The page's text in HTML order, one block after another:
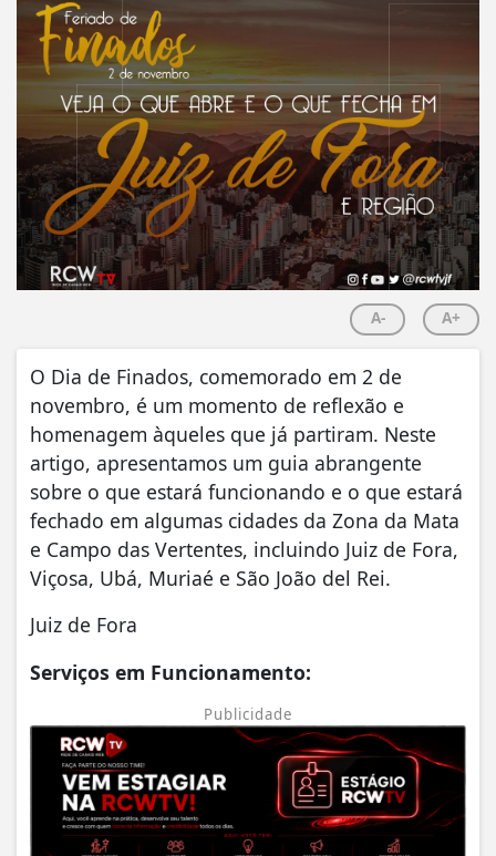
A- A+
O Dia de Finados, comemorado em 2 de
novembro, é um momento de reflexão e
homenagem àqueles que já partiram. Neste
artigo, apresentamos um guia abrangente
sobre o que estará funcionando e o que estará
fechado em algumas cidades da Zona da Mata
e Campo das Vertentes, incluindo Juiz de Fora,
Viçosa, Ubá, Muriaé e São João del Rei.
Juiz de Fora
Serviços em Funcionamento:
Publicidade